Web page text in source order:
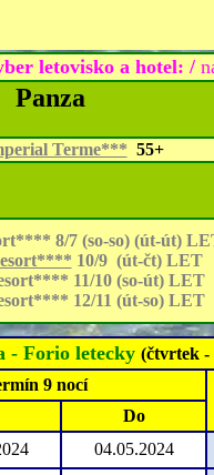
letovisko a hotel: /
Panza
Terme*** 55+
8/7 (so-so) (út-út)
10/9 (út-čt) LET
11/10 (so-út) LET
12/11 (út-so) LET
- Forio letecky (čtvrtek -
9 nocí
Do
04.05.2024